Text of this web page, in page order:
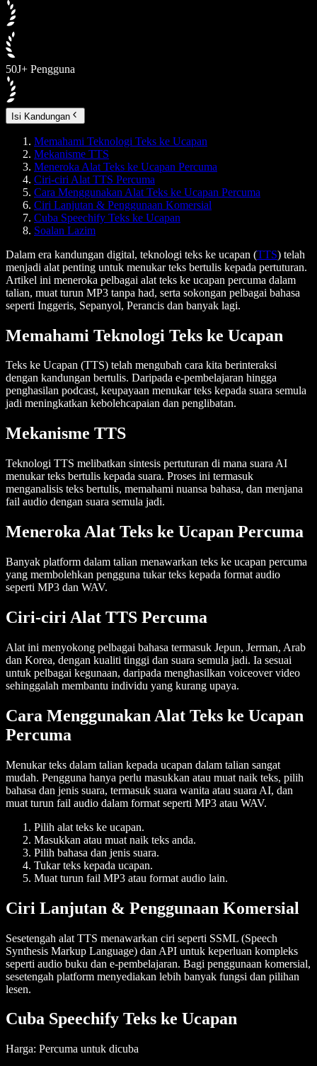
50J+ Pengguna
Isi Kandungan
Memahami Teknologi Teks ke Ucapan
Mekanisme TTS
Meneroka Alat Teks ke Ucapan Percuma
Ciri-ciri Alat TTS Percuma
Cara Menggunakan Alat Teks ke Ucapan Percuma
Ciri Lanjutan & Penggunaan Komersial
Cuba Speechify Teks ke Ucapan
Soalan Lazim
Dalam era kandungan digital, teknologi teks ke ucapan (TTS) telah
menjadi alat penting untuk menukar teks bertulis kepada pertuturan.
Artikel ini meneroka pelbagai alat teks ke ucapan percuma dalam
talian, muat turun MP3 tanpa had, serta sokongan pelbagai bahasa
seperti Inggeris, Sepanyol, Perancis dan banyak lagi.
Memahami Teknologi Teks ke Ucapan
Teks ke Ucapan (TTS) telah mengubah cara kita berinteraksi
dengan kandungan bertulis. Daripada e-pembelajaran hingga
penghasilan podcast, keupayaan menukar teks kepada suara semula
jadi meningkatkan kebolehcapaian dan penglibatan.
Mekanisme TTS
Teknologi TTS melibatkan sintesis pertuturan di mana suara AI
menukar teks bertulis kepada suara. Proses ini termasuk
menganalisis teks bertulis, memahami nuansa bahasa, dan menjana
fail audio dengan suara semula jadi.
Meneroka Alat Teks ke Ucapan Percuma
Banyak platform dalam talian menawarkan teks ke ucapan percuma
yang membolehkan pengguna tukar teks kepada format audio
seperti MP3 dan WAV.
Ciri-ciri Alat TTS Percuma
Alat ini menyokong pelbagai bahasa termasuk Jepun, Jerman, Arab
dan Korea, dengan kualiti tinggi dan suara semula jadi. Ia sesuai
untuk pelbagai kegunaan, daripada menghasilkan voiceovervideo
sehinggalah membantu individu yang kurang upaya.
Cara Menggunakan Alat Teks ke Ucapan
Percuma
Menukarteks dalam talian kepada ucapan dalam talian sangat
mudah. Pengguna hanya perlu masukkan atau muat naik teks, pilih
bahasa dan jenis suara, termasuk suara wanita atau suara AI, dan
muat turun fail audio dalam format seperti MP3 atau WAV.
Pilih alat teks ke ucapan.
Masukkan atau muat naik teks anda.
Pilih bahasa dan jenis suara.
Tukar teks kepada ucapan.
Muat turun fail MP3 atau format audio lain.
Ciri Lanjutan & Penggunaan Komersial
Sesetengah alat TTS menawarkan ciri seperti SSML (Speech
Synthesis Markup Language) dan API untuk keperluan kompleks
seperti audio buku dan e-pembelajaran. Bagi penggunaan komersial,
sesetengah platform menyediakan lebih banyak fungsi dan pilihan
lesen.
Cuba Speechify Teks ke Ucapan
Harga: Percuma untuk dicuba